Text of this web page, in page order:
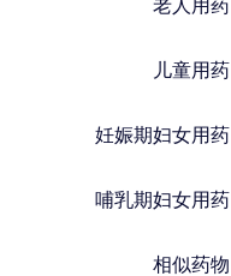
老人用药
儿童用药
妊娠期妇女用药
哺乳期妇女用药
相似药物